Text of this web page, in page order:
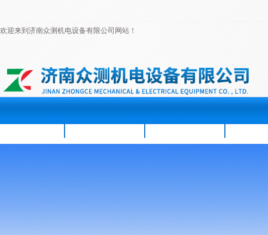
欢迎来到济南众测机电设备有限公司网站！